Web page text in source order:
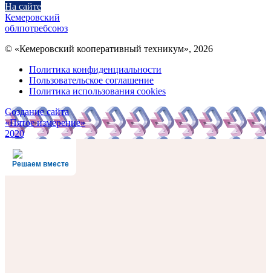
На сайте
Кемеровский
облпотребсоюз
© «Кемеровский кооперативный техникум», 2026
Политика конфиденциальности
Пользовательское соглашение
Политика использования cookies
Создание сайта
«Пятое измерение»
2020
Решаем вместе